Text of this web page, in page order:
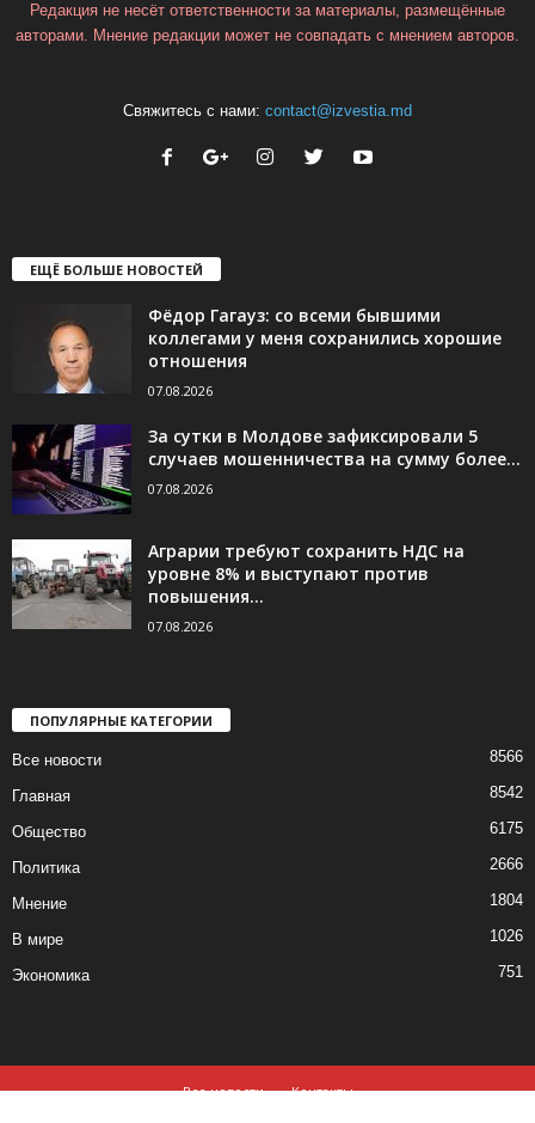
Редакция не несёт ответственности за материалы, размещённые
авторами. Мнение редакции может не совпадать с мнением авторов.
Свяжитесь с нами: contact@izvestia.md
ЕЩЁ БОЛЬШЕ НОВОСТЕЙ
Фёдор Гагауз: со всеми бывшими
коллегами у меня сохранились хорошие
отношения
07.08.2026
За сутки в Молдове зафиксировали 5
случаев мошенничества на сумму более...
07.08.2026
Аграрии требуют сохранить НДС на
уровне 8% и выступают против
повышения...
07.08.2026
ПОПУЛЯРНЫЕ КАТЕГОРИИ
Все новости 8566
Главная 8542
Общество 6175
Политика 2666
Мнение 1804
В мире 1026
Экономика 751
Все новости
Контакты